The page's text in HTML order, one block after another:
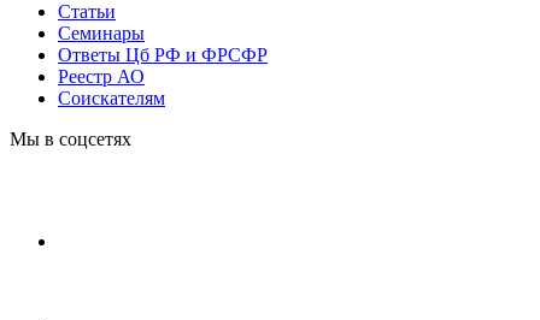
Статьи
Cеминары
Ответы Цб РФ и ФРСФР
Реестр АО
Соискателям
Мы в соцсетях